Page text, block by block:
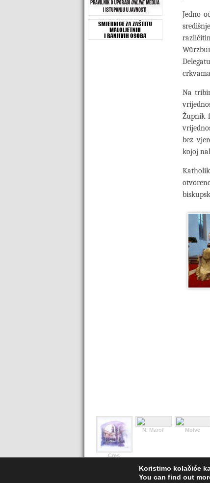
Jedno
Na
Župnik
bez
kojoj
Cres
N. Marof Molve
Koristimo kolačiće
You can find out